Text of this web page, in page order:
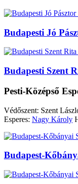
Budapesti Jó
Budapesti Szent
Pesti-Középső
Védőszent: Szent
Esperes: Nagy Károly
Budapest-